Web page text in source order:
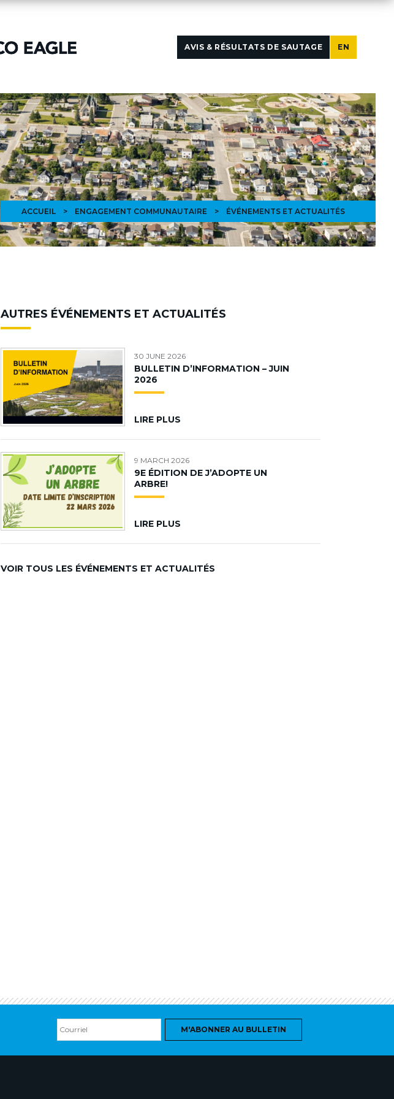
AVIS & RÉSULTATS DE SAUTAGE EN
ACCUEIL > ENGAGEMENT COMMUNAUTAIRE > ÉVÉNEMENTS ET ACTUALITÉS
AUTRES ÉVÉNEMENTS ET ACTUALITÉS
30 JUNE 2026
BULLETIN D’INFORMATION – JUIN
2026
LIRE PLUS
9 MARCH 2026
9E ÉDITION DE J’ADOPTE UN
ARBRE!
LIRE PLUS
VOIR TOUS LES ÉVÉNEMENTS ET ACTUALITÉS
M'ABONNER AU BULLETIN